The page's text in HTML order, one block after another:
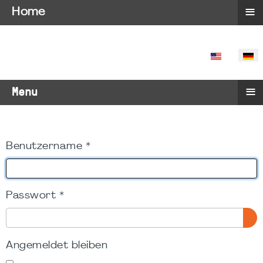
SPRACHE
Menu ≡
Benutzername *
Passwort *
Angemeldet bleiben
Home ≡